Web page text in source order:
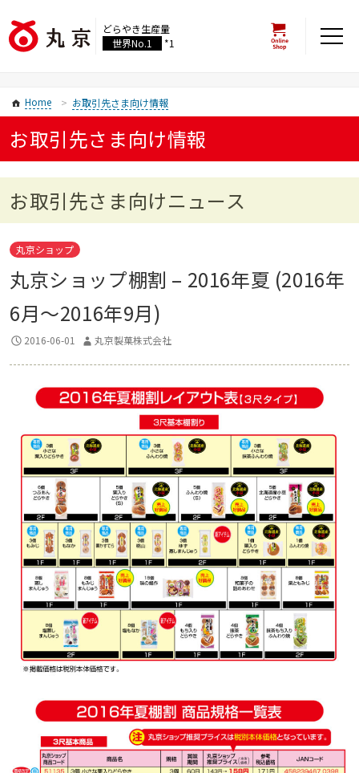
どらやき生産量
世界No.1
*1
Home お取引先さま向け情報
お取引先さま向け情報
お取引先さま向けニュース
丸京ショップ
丸京ショップ棚割 – 2016年夏 (2016年
6月〜2016年9月)
2016-06-01 丸京製菓株式会社